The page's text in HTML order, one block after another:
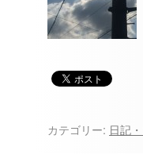
カテゴリー: 日記